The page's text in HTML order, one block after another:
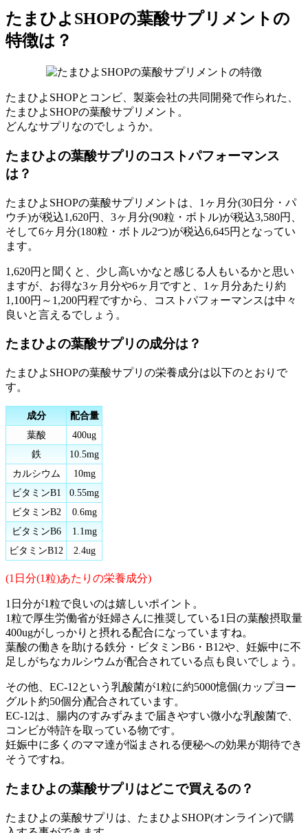
1日1粒なのが良いです。
小粒で味もほとんどしないので飲みやすいです。
効果はまだちょっと分かりません。
・Kさん 40代 子供 新生児
貧血体質の私には、1粒で色々な栄養が摂れるのが便
利で嬉しかったです。
・Rさん 40代 子供4ヶ月
妊娠中に毎日飲んでいました。
効果は特に実感は無かったのですが、無事元気な男の
粒が大きく無く、飲みやすかったです。
たまひよSHOPの葉酸サプリメントの
特徴は？
たまひよSHOPとコンビ、製薬会社の共同開発で作られた、
たまひよSHOPの葉酸サプリメント。
どんなサプリなのでしょうか。
たまひよの葉酸サプリのコストパフォーマンス
は？
たまひよSHOPの葉酸サプリメントは、1ヶ月分(30日分・パ
ウチ)が税込1,620円、3ヶ月分(90粒・ボトル)が税込3,580円、
そして6ヶ月分(180粒・ボトル2つ)が税込6,645円となってい
ます。
1,620円と聞くと、少し高いかなと感じる人もいるかと思い
ますが、お得な3ヶ月分や6ヶ月ですと、1ヶ月分あたり約
1,100円～1,200円程ですから、コストパフォーマンスは中々
良いと言えるでしょう。
たまひよの葉酸サプリの成分は？
たまひよSHOPの葉酸サプリの栄養成分は以下のとおりで
す。
成分
配合量
葉酸
400ug
鉄
10.5mg
カルシウム
10mg
ビタミンB1
0.55mg
ビタミンB2
0.6mg
ビタミンB6
1.1mg
ビタミンB12
2.4ug
(1日分(1粒)あたりの栄養成分)
1日分が1粒で良いのは嬉しいポイント。
1粒で厚生労働省が妊婦さんに推奨している1日の葉酸摂取量
400ugがしっかりと摂れる配合になっていますね。
葉酸の働きを助ける鉄分・ビタミンB6・B12や、妊娠中に不
足しがちなカルシウムが配合されている点も良いでしょう。
その他、EC-12という乳酸菌が1粒に約5000憶個(カップヨー
グルト約50個分)配合されています。
EC-12は、腸内のすみずみまで届きやすい微小な乳酸菌で、
コンビが特許を取っている物です。
妊娠中に多くのママ達が悩まされる便秘への効果が期待でき
そうですね。
たまひよの葉酸サプリはどこで買えるの？
たまひよの葉酸サプリは、たまひよSHOP(オンライン)で購